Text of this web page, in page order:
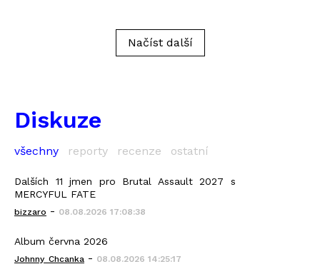
Načíst další
Diskuze
všechny reporty recenze ostatní
Dalších 11 jmen pro Brutal Assault 2027 s
MERCYFUL FATE
bizzaro - 08.08.2026 17:08:38
Album června 2026
Johnny_Chcanka - 08.08.2026 14:25:17